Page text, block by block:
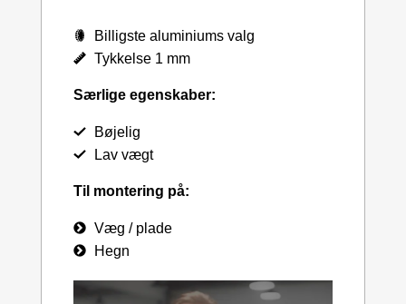
Billigste aluminiums valg
Tykkelse 1 mm
Særlige egenskaber:
Bøjelig
Lav vægt
Til montering på:
Væg / plade
Hegn